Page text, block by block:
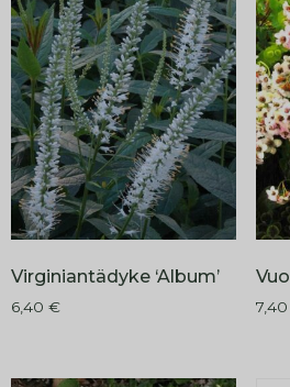
Virginiantädyke ‘Album’
6,40 € 7,40